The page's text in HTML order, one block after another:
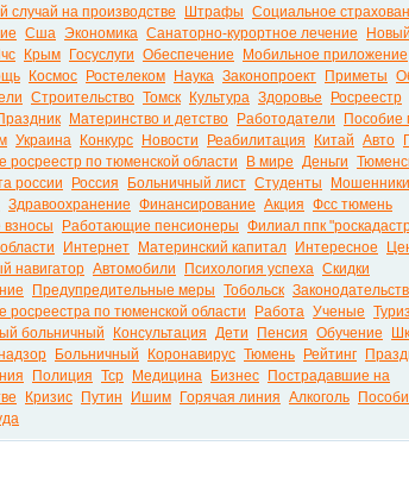
случай на производстве
Штрафы Социальное
Сша Экономика Санаторно-курортное лечение
Крым Госуслуги Обеспечение Мобильное приложение
Космос Ростелеком Наука Законопроект Приметы
Строительство Томск Культура Здоровье
Росреестр
Материнство и детство Работодатели
Пособие
Украина Конкурс Новости Реабилитация Китай Авто
росреестр по тюменской области
В мире Деньги
россии Россия Больничный лист Студенты
Мошенники
Здравоохранение Финансирование Акция Фсс тюмень
Работающие пенсионеры Филиал ппк
Интернет Материнский капитал Интересное
навигатор Автомобили Психология успеха Скидки
Предупредительные меры Тобольск
росреестра по тюменской области
Работа Ученые
больничный
Консультация Дети Пенсия Обучение
Больничный Коронавирус Тюмень Рейтинг
Полиция Тср Медицина Бизнес
Пострадавшие на
Кризис Путин Ишим Горячая линия Алкоголь